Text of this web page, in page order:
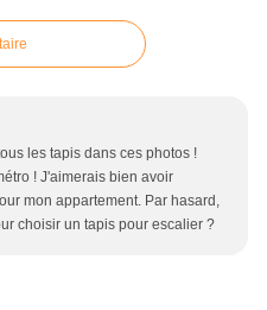
les tapis dans ces photos !
! J'aimerais bien avoir
mon appartement. Par hasard,
choisir un tapis pour escalier ?